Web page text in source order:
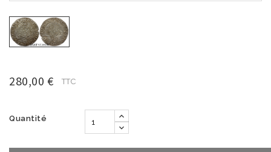
280,00 € TTC
Quantité